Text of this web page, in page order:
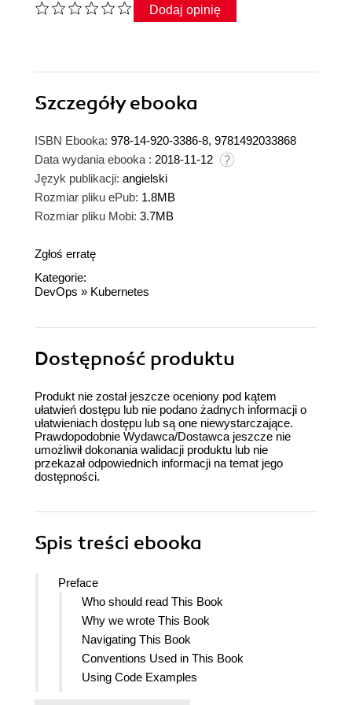
Dodaj opinię
Szczegółyebooka
ISBN Ebooka: 978-14-920-3386-8, 9781492033868
Data wydania ebooka : 2018-11-12
Język publikacji: angielski
Rozmiar pliku ePub: 1.8MB
Rozmiar pliku Mobi: 3.7MB
Zgłoś erratę
Kategorie:
DevOps » Kubernetes
Dostępność produktu
Produkt nie został jeszcze oceniony pod kątem
ułatwień dostępu lub nie podano żadnych informacji o
ułatwieniach dostępu lub są one niewystarczające.
Prawdopodobnie Wydawca/Dostawca jeszcze nie
umożliwił dokonania walidacji produktu lub nie
przekazał odpowiednich informacji na temat jego
dostępności.
Spis treści ebooka
Preface
Who should read This Book
Why we wrote This Book
Navigating This Book
Conventions Used in This Book
Using Code Examples